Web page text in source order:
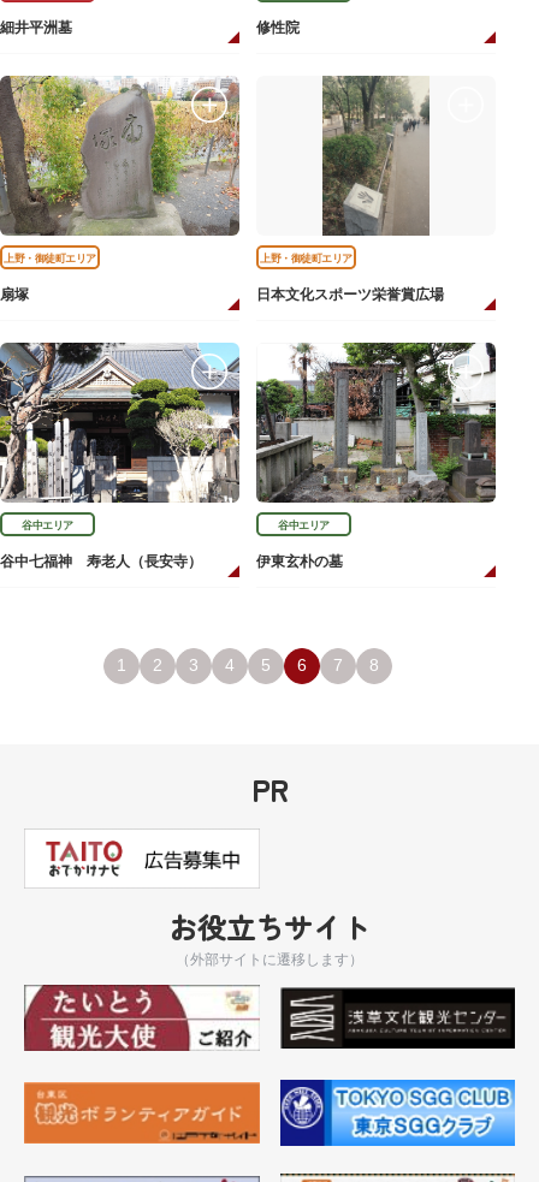
細井平洲墓 修性院
上野・御徒町エリア
扇塚
上野・御徒町エリア
日本文化スポーツ栄誉賞広場
谷中エリア
谷中七福神 寿老人（長安寺）
谷中エリア
伊東玄朴の墓
1 2 3 4 5 6 7 8
PR
お役立ちサイト
（外部サイトに遷移します）